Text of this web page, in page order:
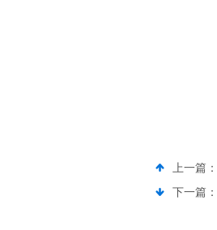
上一篇：
下一篇：